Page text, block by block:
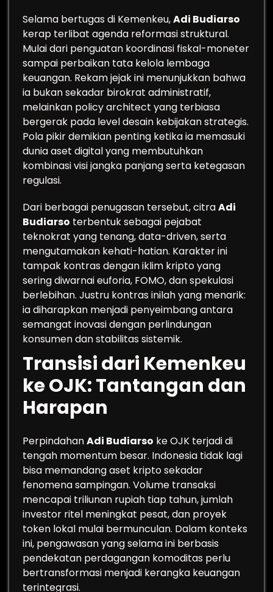
Selama bertugas di Kemenkeu,Adi Budiarso
kerap terlibat agenda reformasi struktural.
Mulai dari penguatan koordinasi fiskal-moneter
sampai perbaikan tata kelola lembaga
keuangan. Rekam jejak ini menunjukkan bahwa
ia bukan sekadar birokrat administratif,
melainkan policy architect yang terbiasa
bergerak pada level desain kebijakan strategis.
Pola pikir demikian penting ketika ia memasuki
dunia aset digital yang membutuhkan
kombinasi visi jangka panjang serta ketegasan
regulasi.
Dari berbagai penugasan tersebut, citraAdi
Budiarso terbentuk sebagai pejabat
teknokrat yang tenang, data-driven, serta
mengutamakan kehati-hatian. Karakter ini
tampak kontras dengan iklim kripto yang
sering diwarnai euforia, FOMO, dan spekulasi
berlebihan. Justru kontras inilah yang menarik:
ia diharapkan menjadi penyeimbang antara
semangat inovasi dengan perlindungan
konsumen dan stabilitas sistemik.
Transisi dari Kemenkeu
ke OJK: Tantangan dan
Harapan
PerpindahanAdi Budiarso ke OJK terjadi di
tengah momentum besar. Indonesia tidak lagi
bisa memandang aset kripto sekadar
fenomena sampingan. Volume transaksi
mencapai triliunan rupiah tiap tahun, jumlah
investor ritel meningkat pesat, dan proyek
token lokal mulai bermunculan. Dalam konteks
ini, pengawasan yang selama ini berbasis
pendekatan perdagangan komoditas perlu
bertransformasi menjadi kerangka keuangan
terintegrasi.